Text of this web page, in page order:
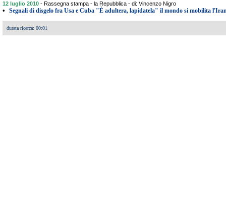
12 luglio 2010 - Rassegna stampa - la Repubblica - di: Vincenzo Nigro
• Segnali di disgelo fra Usa e Cuba "È adultera, lapidatela" il mondo si mobilita
durata ricerca: 00:01